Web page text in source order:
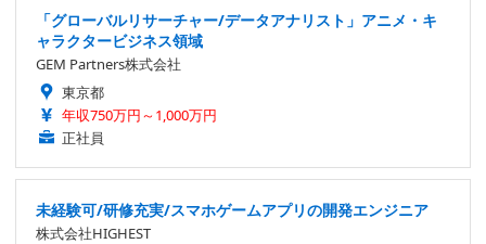
「グローバルリサーチャー/データアナリスト」アニメ・キ
ャラクタービジネス領域
GEM Partners株式会社
東京都
年収750万円～1,000万円
正社員
未経験可/研修充実/スマホゲームアプリの開発エンジニア
株式会社HIGHEST